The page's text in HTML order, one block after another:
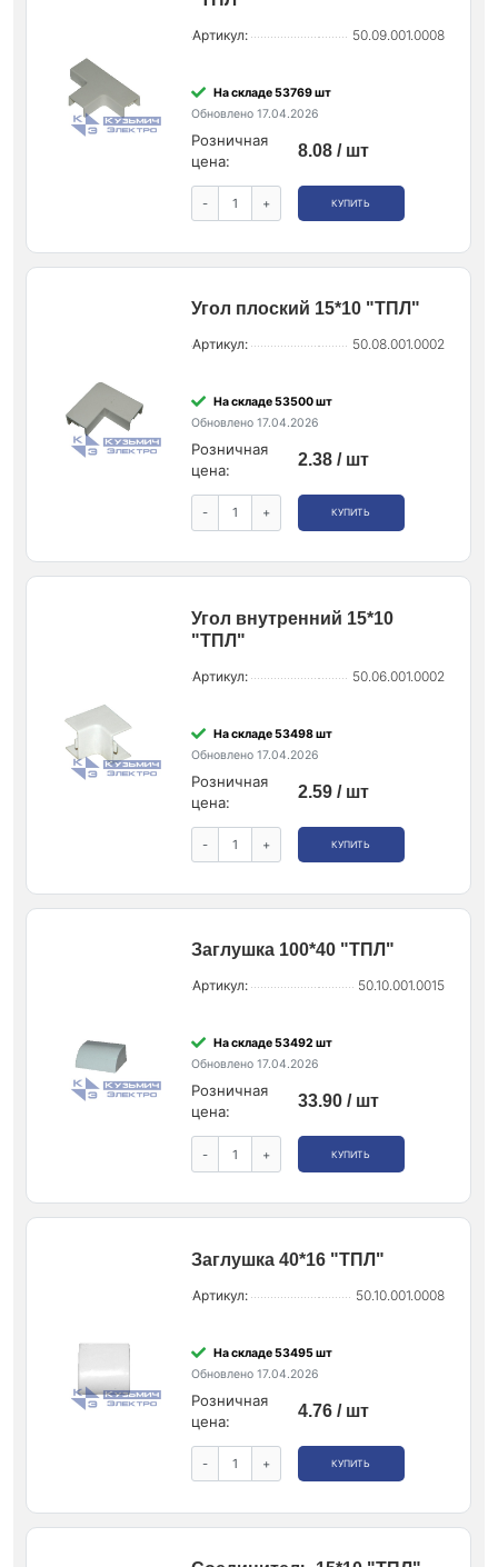
Артикул: 50.09.001.0008
На складе 53769 шт
Обновлено 17.04.2026
Розничная
цена:
8.08 / шт
- + КУПИТЬ
Угол плоский 15*10 "ТПЛ"
Артикул: 50.08.001.0002
На складе 53500 шт
Обновлено 17.04.2026
Розничная
цена:
2.38 / шт
- + КУПИТЬ
Угол внутренний 15*10
"ТПЛ"
Артикул: 50.06.001.0002
На складе 53498 шт
Обновлено 17.04.2026
Розничная
цена:
2.59 / шт
- + КУПИТЬ
Заглушка 100*40 "ТПЛ"
Артикул: 50.10.001.0015
На складе 53492 шт
Обновлено 17.04.2026
Розничная
цена:
33.90 / шт
- + КУПИТЬ
Заглушка 40*16 "ТПЛ"
Артикул: 50.10.001.0008
На складе 53495 шт
Обновлено 17.04.2026
Розничная
цена:
4.76 / шт
- + КУПИТЬ